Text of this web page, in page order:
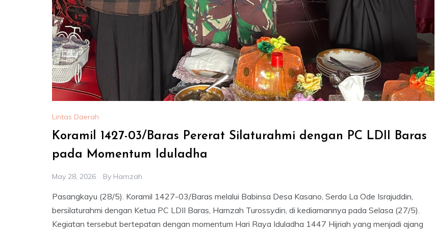
Lintas Daerah
Koramil 1427-03/Baras Pererat Silaturahmi dengan PC LDII Baras
pada Momentum Iduladha
May 28, 2026 By Hamzah
Pasangkayu (28/5). Koramil 1427-03/Baras melalui Babinsa Desa Kasano, Serda La Ode Israjuddin,
bersilaturahmi dengan Ketua PC LDII Baras, Hamzah Turossydin, di kediamannya pada Selasa (27/5).
Kegiatan tersebut bertepatan dengan momentum Hari Raya Iduladha 1447 Hijriah yang menjadi ajang